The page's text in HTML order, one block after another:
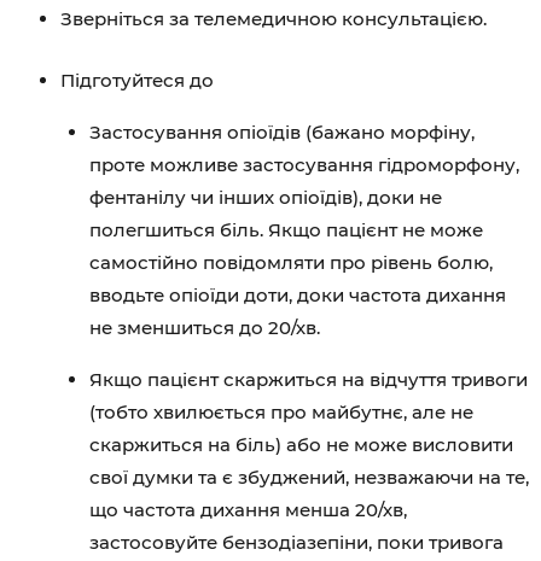
Зверніться за телемедичною консультацією.
Підготуйтеся до
Застосування опіоїдів (бажано морфіну,
проте можливе застосування гідроморфону,
фентанілу чи інших опіоїдів), доки не
полегшиться біль. Якщо пацієнт не може
самостійно повідомляти про рівень болю,
вводьте опіоїди доти, доки частота дихання
не зменшиться до 20/хв.
Якщо пацієнт скаржиться на відчуття тривоги
(тобто хвилюється про майбутнє, але не
скаржиться на біль) або не може висловити
свої думки та є збуджений, незважаючи на те,
що частота дихання менша 20/хв,
застосовуйте бензодіазепіни, поки тривога